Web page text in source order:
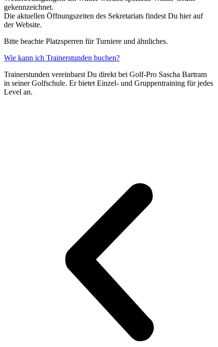
gekennzeichnet.
Die aktuellen Öffnungszeiten des Sekretariats findest Du hier auf
der Website.
Bitte beachte Platzsperren für Turniere und ähnliches.
Wie kann ich Trainerstunden buchen?
Trainerstunden vereinbarst Du direkt bei Golf-Pro Sascha Bartram
in seiner Golfschule. Er bietet Einzel- und Gruppentraining für jedes
Level an.